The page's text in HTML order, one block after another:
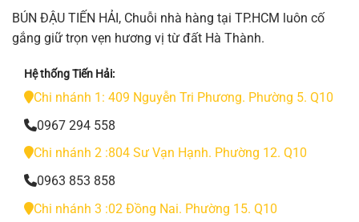
BÚN ĐẬU TIẾN HẢI, Chuỗi nhà hàng tại TP.HCM luôn cố
gắng giữ trọn vẹn hương vị từ đất Hà Thành.
Hệ thống Tiến Hải:
Chi nhánh 1: 409 Nguyễn Tri Phương. Phường 5. Q10
0967 294 558
Chi nhánh 2 :804 Sư Vạn Hạnh. Phường 12. Q10
0963 853 858
Chi nhánh 3 :02 Đồng Nai. Phường 15. Q10